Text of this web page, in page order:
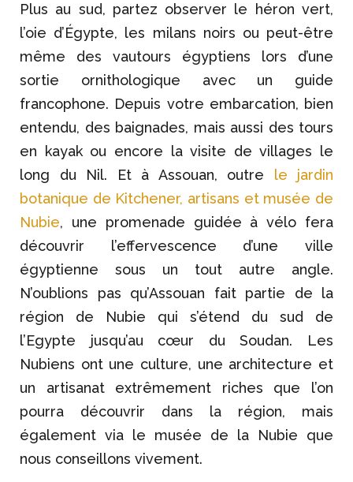
Plus au sud, partez observer le héron vert,
l’oie d’Égypte, les milans noirs ou peut-être
même des vautours égyptiens lors d’une
sortie ornithologique avec un guide
francophone. Depuis votre embarcation, bien
entendu, des baignades, mais aussi des tours
en kayak ou encore la visite de villages le
long du Nil. Et à Assouan, outre le jardin
botanique de Kitchener, artisans et musée de
Nubie, une promenade guidée à vélo fera
découvrir l’effervescence d’une ville
égyptienne sous un tout autre angle.
N’oublions pas qu’Assouan fait partie de la
région de Nubie qui s’étend du sud de
l’Egypte jusqu’au cœur du Soudan. Les
Nubiens ont une culture, une architecture et
un artisanat extrêmement riches que l’on
pourra découvrir dans la région, mais
également via le musée de la Nubie que
nous conseillons vivement.